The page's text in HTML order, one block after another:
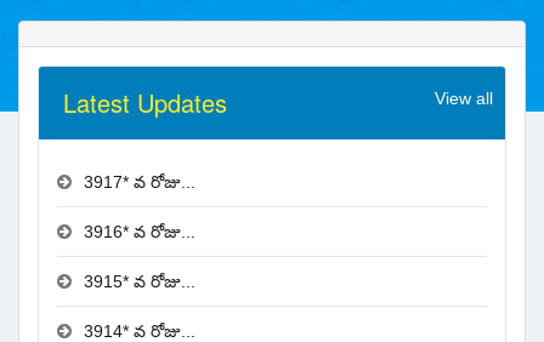
Latest Updates View all
3917* వ రోజు...
3916* వ రోజు...
3915* వ రోజు...
3914* వ రోజు...